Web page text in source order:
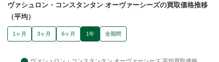
ヴァシュロン・コンスタンタン オーヴァーシーズの買取価格推移
（平均）
1ヶ月 3ヶ月 6ヶ月 1年 全期間